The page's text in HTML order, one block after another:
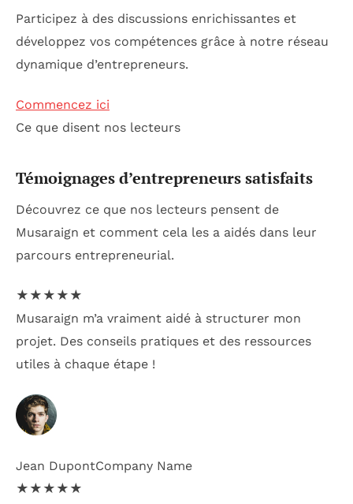
Participez à des discussions enrichissantes et
développez vos compétences grâce à notre réseau
dynamique d’entrepreneurs.
Commencez ici
Ce que disent nos lecteurs
Témoignages d’entrepreneurs satisfaits
Découvrez ce que nos lecteurs pensent de
Musaraign et comment cela les a aidés dans leur
parcours entrepreneurial.
★ ★ ★ ★ ★
Musaraign m’a vraiment aidé à structurer mon
projet. Des conseils pratiques et des ressources
utiles à chaque étape !
Jean DupontCompany Name
★ ★ ★ ★ ★